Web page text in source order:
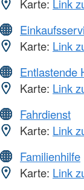
Karte: Link
Karte: Link
Entlastende
Karte: Link
Fahrdienst
Karte: Link
Familienhilfe
Karte: Link